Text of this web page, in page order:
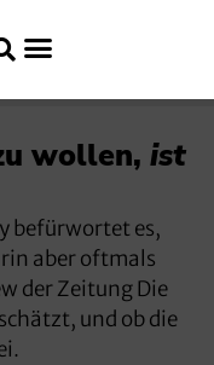
wollen, ist
befürwortet es,
aber oftmals
der Zeitung Die
und ob die